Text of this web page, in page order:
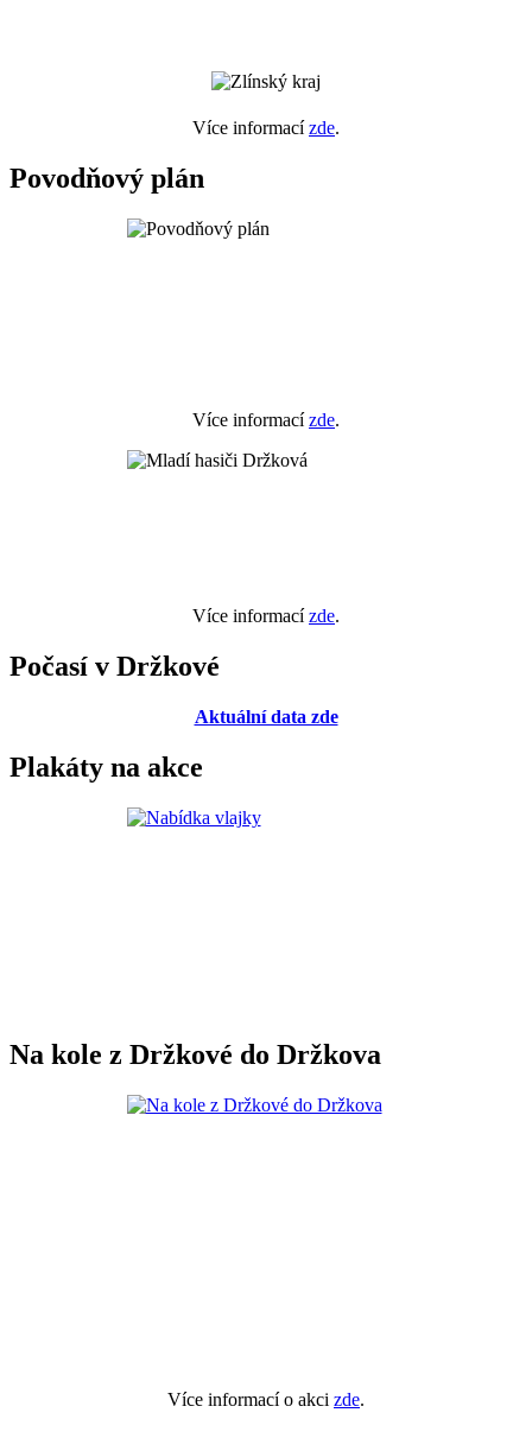
Více informacízde.
Povodňový plán
Více informacízde.
Více informacízde.
Počasí v Držkové
Aktuální data zde
Plakáty na akce
Na kole z Držkové do Držkova
Více informací o akci zde.